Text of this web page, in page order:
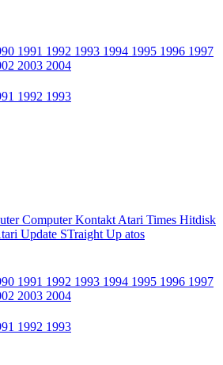
1991 1992 1993 1994 1995 1996 1997
2003 2004
1992 1993
Computer Kontakt Atari Times Hitdisk
Update STraight Up atos
1991 1992 1993 1994 1995 1996 1997
2003 2004
1992 1993